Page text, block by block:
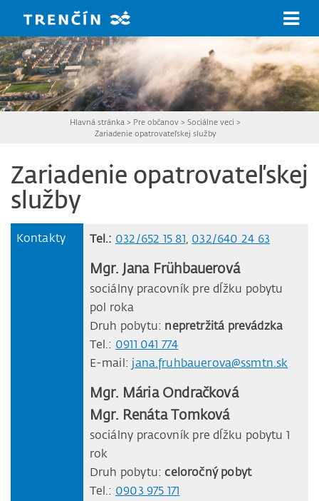
Hlavná stránka > Pre občanov >Sociálne veci >
Zariadenie opatrovateľskej služby
Zariadenie opatrovateľskej
služby
Kontakty Tel.: 032/652 15 81, 032/640 24 63
Mgr. Jana Frühbauerová
sociálny pracovník pre dĺžku pobytu
pol roka
Druh pobytu: nepretržitá prevádzka
Tel.: 0911 041 774
E-mail: jana.fruhbauerova@ssmtn.sk
Mgr. Mária Ondračková
Mgr. Renáta Tomková
sociálny pracovník pre dĺžku pobytu 1
rok
Druh pobytu:celoročný pobyt
Tel.: 0903 975 171